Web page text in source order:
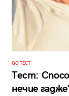
GO ТЕСТ
Тест:
нечие